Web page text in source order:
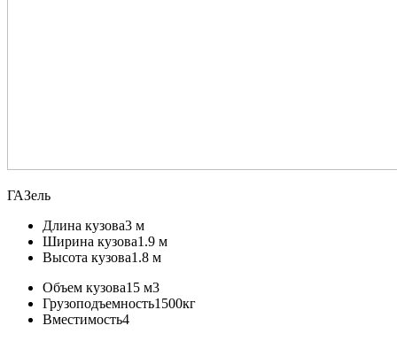
ГАЗель
Длина кузова3 м
Ширина кузова1.9 м
Высота кузова1.8 м
Объем кузова15 м3
Грузоподъемность1500кг
Вместимость4